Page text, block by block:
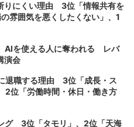
りにくい理由 3位「情報共有を
雰囲気を悪くしたくない」、1
AIを使える人に奪われる レバ
演会
退職する理由 3位「成長・ス
2位「労働時間・休日・働き方
グ 3位「タモリ」、2位「天海